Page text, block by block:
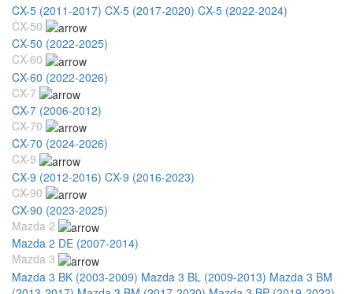
CX-5 (2011-2017) CX-5 (2017-2020) CX-5 (2022-2024)
CX-50
CX-50 (2022-2025)
CX-60
CX-60 (2022-2026)
CX-7
CX-7 (2006-2012)
CX-70
CX-70 (2024-2026)
CX-9
CX-9 (2012-2016) CX-9 (2016-2023)
CX-90
CX-90 (2023-2025)
Mazda 2
Mazda 2 DE (2007-2014)
Mazda 3
Mazda 3 BK (2003-2009) Mazda 3 BL (2009-2013) Mazda 3 BM